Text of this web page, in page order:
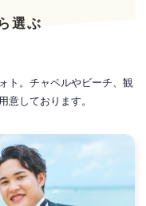
選ぶ
ト。チャペルやビーチ、観
意しております。